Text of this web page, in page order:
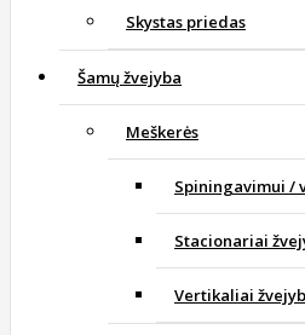
Skystas priedas
Šamų žvejyba
Meškerės
Spiningavimui /
Stacionariai
Vertikaliai